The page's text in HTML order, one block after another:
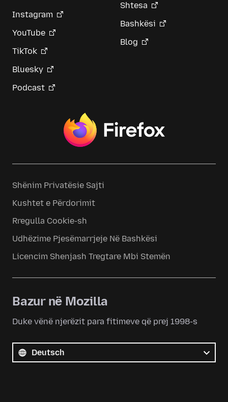
Shtesa
Bashkësi
Blog
Instagram
YouTube
TikTok
Bluesky
Podcast
Shënim Privatësie Sajti
Kushtet e Përdorimit
Rregulla Cookie-sh
Udhëzime Pjesëmarrjeje Në Bashkësi
Licencim Shenjash Tregtare Mbi Stemën
Bazur në Mozilla
Duke vënë njerëzit para fitimeve që prej 1998-s
Gjuhë